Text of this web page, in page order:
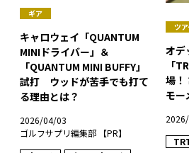
ギア
キャロウェイ「QUANTUM
MINIドライバー」＆
「QUANTUM MINI BUFFY」
試打 ウッドが苦手でも打て
る理由とは？
2026/04/03
ゴルフサプリ編集部 【PR】
ツア
オデ
「
場！
モー